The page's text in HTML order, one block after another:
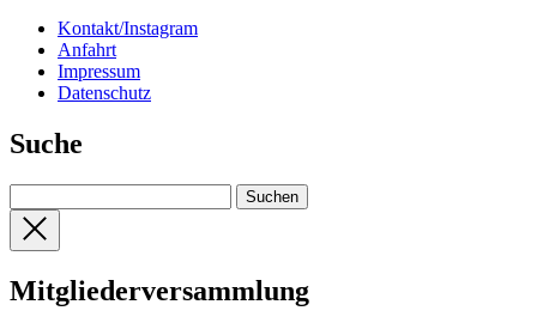
Kontakt/Instagram
Anfahrt
Impressum
Datenschutz
Suche
Mitgliederversammlung